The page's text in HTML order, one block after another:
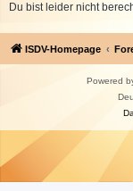
Du bist leider nicht
ISDV-Homepage
Powered